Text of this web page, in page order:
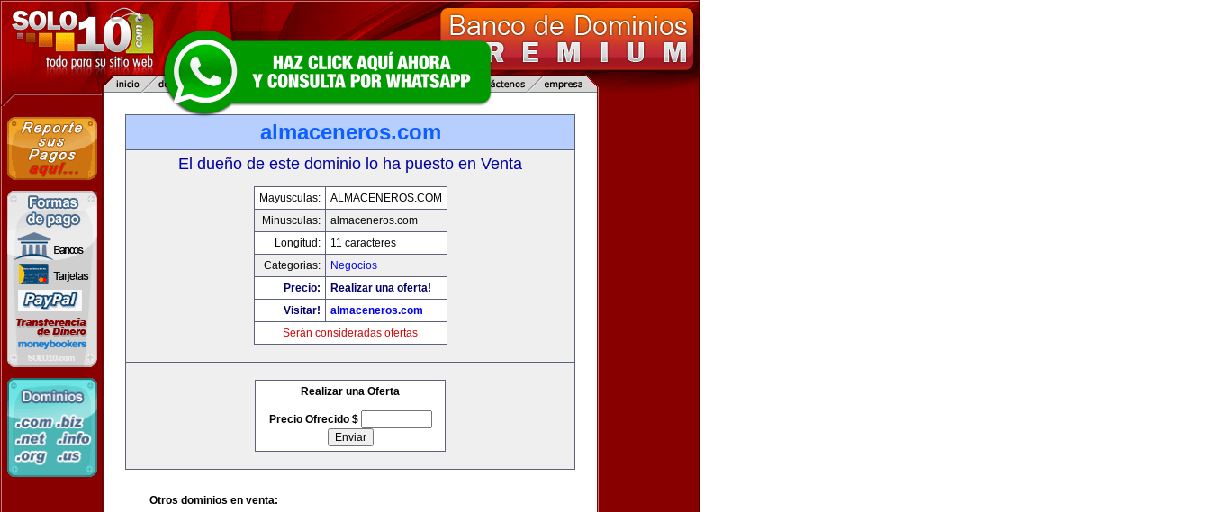
almaceneros.com
El dueño de este dominio lo ha puesto en Venta
Mayusculas:
ALMACENEROS.COM
Minusculas:
almaceneros.com
Longitud:
11 caracteres
Categorias:
Negocios
Precio:
Realizar una oferta!
Visitar!
almaceneros.com
Serán consideradas ofertas
Realizar una Oferta
Precio Ofrecido $
Otros dominios en venta: